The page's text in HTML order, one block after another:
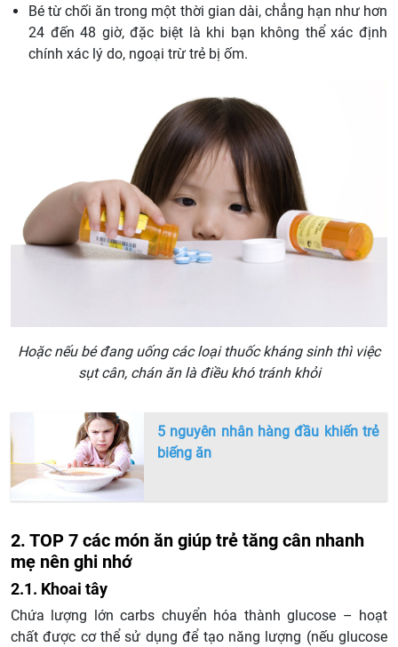
Bé từ chối ăn trong một thời gian dài, chẳng hạn như hơn
24 đến 48 giờ, đặc biệt là khi bạn không thể xác định
chính xác lý do, ngoại trừ trẻ bị ốm.
Hoặc nếu bé đang uống các loại thuốc kháng sinh thì việc
sụt cân, chán ăn là điều khó tránh khỏi
5 nguyên nhân hàng đầu khiến trẻ
biếng ăn
2. TOP 7 các món ăn giúp trẻ tăng cân nhanh
mẹ nên ghi nhớ
2.1. Khoai tây
Chứa lượng lớn carbs chuyển hóa thành glucose – hoạt
chất được cơ thể sử dụng để tạo năng lượng (nếu glucose